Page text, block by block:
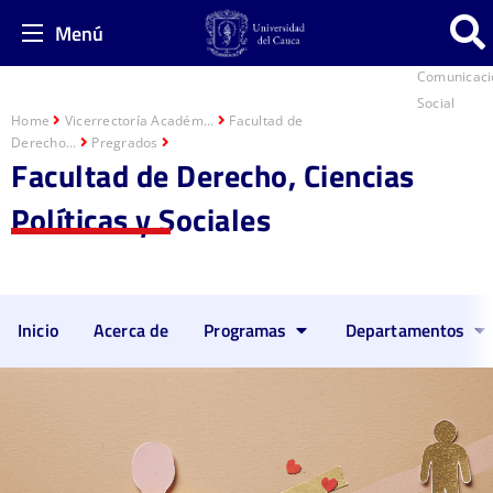
Menú
Home Vicerrectoría Académ...
Facultad de
Derecho...
Pregrados
Social
Facultad de Derecho, Ciencias
Políticas y Sociales
Inicio Acerca de Programas Departamentos